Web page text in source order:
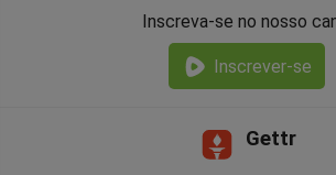
Inscreva-se no nosso
Inscrever-se
Gettr